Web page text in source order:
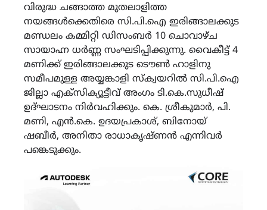
വിരുദ്ധ ചങ്ങാത്ത മുതലാളിത്ത
നയങ്ങൾക്കെതിരെ സി.പി.ഐ ഇരിങ്ങാലക്കുട
മണ്ഡലം കമ്മിറ്റി ഡിസംബർ 10 ചൊവാഴ്ച
സായാഹ്ന ധർണ്ണ സംഘടിപ്പിക്കുന്നു. വൈകീട്ട് 4
മണിക്ക് ഇരിങ്ങാലക്കുട ടൌൺ ഹാളിനു
സമീപമുള്ള അയ്യങ്കാളി സ്‌ക്വയറിൽ സി.പി.ഐ
ജില്ലാ എക്‌സിക്യൂട്ടീവ് അംഗം ടി.കെ.സുധീഷ്
ഉദ്‌ഘാടനം നിർവഹിക്കും. കെ. ശ്രീകുമാർ, പി.
മണി, എൻ.കെ. ഉദയപ്രകാശ്, ബിനോയ്
ഷബീർ, അനിതാ രാധാകൃഷ്‌ണൻ എന്നിവർ
പങ്കെടുക്കും.